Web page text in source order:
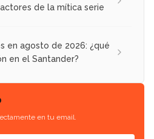
de la mítica serie
en agosto de 2026: ¿qué
en el Santander?
en tu email.